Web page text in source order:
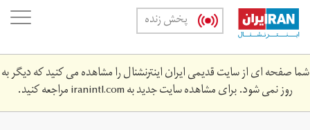
Skip
main
content
پخش زنده
شما صفحه ای از سایت قدیمی ایران اینترنشنال را مشاهده می کنید که دیگر به
روز نمی شود. برای مشاهده سایت جدید بهiranintl.comمراجعه کنید.